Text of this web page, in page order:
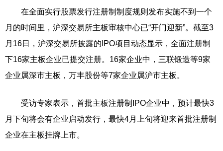
在全面实行股票发行注册制制度规则发布实施不到一个
月的时间里，沪深交易所主板审核中心已“开门迎新”。截至3
月16日，沪深交易所披露的IPO项目动态显示，全面注册制
下16家主板企业已提交注册。16家企业中，三联锻造等9家
企业属深市主板，万丰股份等7家企业属沪市主板。
受访专家表示，首批主板注册制IPO企业中，预计最快3
月下旬将会有企业启动发行，最快4月上旬将迎来首批注册制
企业在主板挂牌上市。